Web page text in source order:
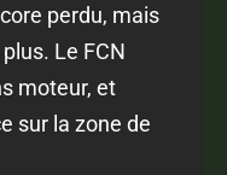
perdu, mais
plus. Le FCN
moteur, et
sur la zone de